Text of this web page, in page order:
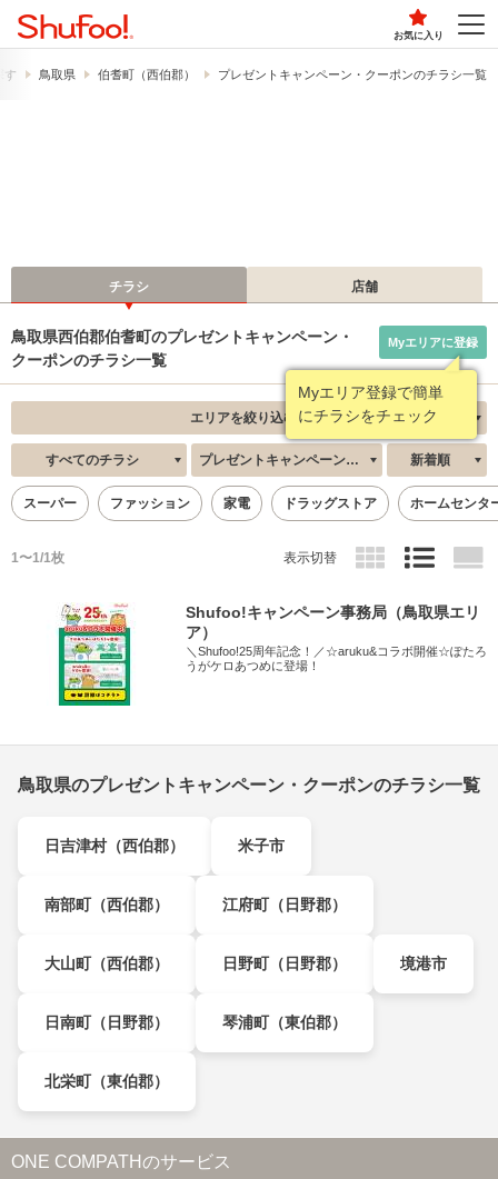
お気に入り
す 鳥取県 伯耆町（西伯郡） プレゼントキャンペーン・クーポンのチラシ一覧
チラシ 店舗
鳥取県西伯郡伯耆町のプレゼントキャンペーン・
クーポンのチラシ一覧
Myエリア登録で簡単
にチラシをチェック
Myエリアに登録
エリアを絞り込む
すべてのチラシ プレゼントキャンペーン・クーポン 新着順
スーパー ファッション 家電 ドラッグストア ホームセンタ
1〜1/1枚 表示切替
Shufoo!キャンペーン事務局（鳥取県エリ
ア）
＼Shufoo!25周年記念！／☆aruku&コラボ開催☆ぽたろ
うがケロあつめに登場！
鳥取県のプレゼントキャンペーン・クーポンのチラシ一覧
日吉津村（西伯郡） 米子市
南部町（西伯郡） 江府町（日野郡）
大山町（西伯郡） 日野町（日野郡） 境港市
日南町（日野郡） 琴浦町（東伯郡）
北栄町（東伯郡）
ONE COMPATHのサービス